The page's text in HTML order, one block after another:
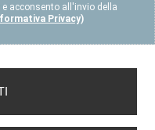
acconsento all'invio della
Privacy)